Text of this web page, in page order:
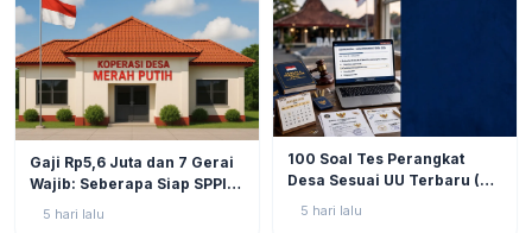
Gaji Rp5,6 Juta dan 7 Gerai
Wajib: Seberapa Siap SPPI
Menjalankan Ambiguitas
5 hari lalu
100 Soal Tes Perangkat
Desa Sesuai UU Terbaru (UU
No. 3 Tahun 2024 & PP No.
5 hari lalu